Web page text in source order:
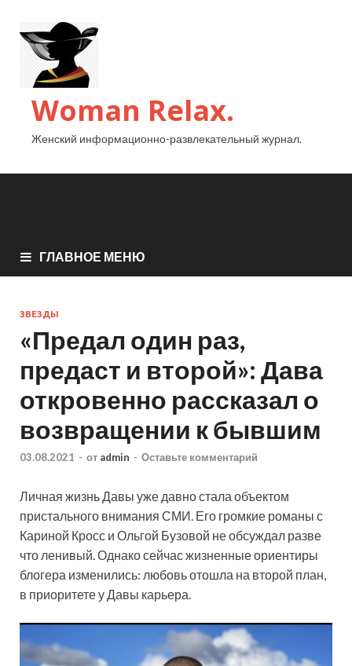
Woman Relax.
Женский информационно-развлекательный журнал.
ГЛАВНОЕ МЕНЮ
ЗВЕЗДЫ
«Предал один раз,
предаст и второй»: Дава
откровенно рассказал о
возвращении к бывшим
03.08.2021 - от admin - Оставьте комментарий
Личная жизнь Давы уже давно стала объектом
пристального внимания СМИ. Его громкие романы с
Кариной Кросс и Ольгой Бузовой не обсуждал разве
что ленивый. Однако сейчас жизненные ориентиры
блогера изменились: любовь отошла на второй план,
в приоритете у Давы карьера.